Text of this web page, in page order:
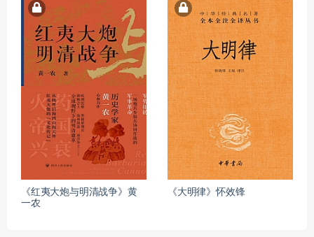
《红夷大炮与明清战争》黄
一农
《大明律》怀效锋